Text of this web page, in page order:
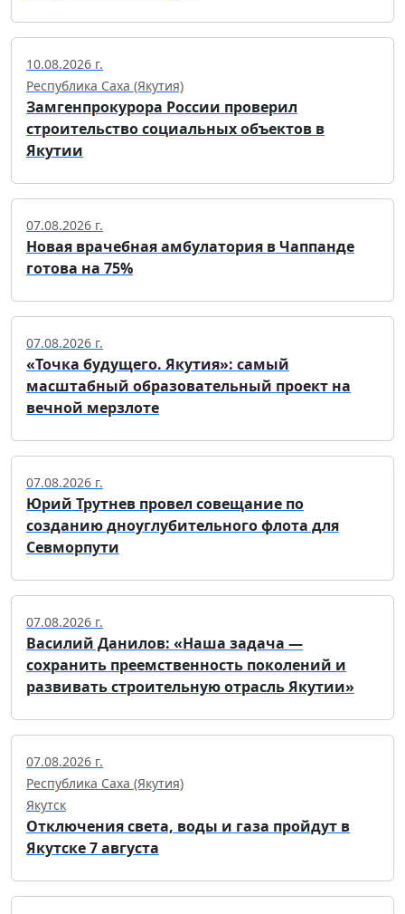
10.08.2026 г.
Республика Саха (Якутия)
Замгенпрокурора России проверил
строительство социальных объектов в
Якутии
07.08.2026 г.
Новая врачебная амбулатория в Чаппанде
готова на 75%
07.08.2026 г.
«Точка будущего. Якутия»: самый
масштабный образовательный проект на
вечной мерзлоте
07.08.2026 г.
Юрий Трутнев провел совещание по
созданию дноуглубительного флота для
Севморпути
07.08.2026 г.
Василий Данилов: «Наша задача —
сохранить преемственность поколений и
развивать строительную отрасль Якутии»
07.08.2026 г.
Республика Саха (Якутия)
Якутск
Отключения света, воды и газа пройдут в
Якутске 7 августа